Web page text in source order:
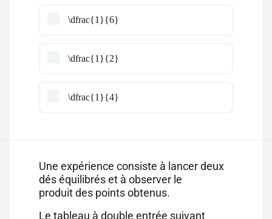
\dfrac{1}{6}
\dfrac{1}{2}
\dfrac{1}{4}
Une expérience consiste à lancer deux
dés équilibrés et à observer le
produit des points obtenus.
Le tableau à double entrée suivant